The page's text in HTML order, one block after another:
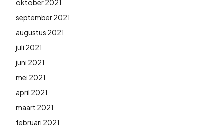
oktober 2021
september 2021
augustus 2021
juli 2021
juni 2021
mei 2021
april 2021
maart 2021
februari 2021